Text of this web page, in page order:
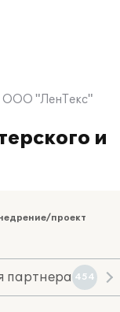
ООО "ЛенТекс"
и
проект
партнера 454